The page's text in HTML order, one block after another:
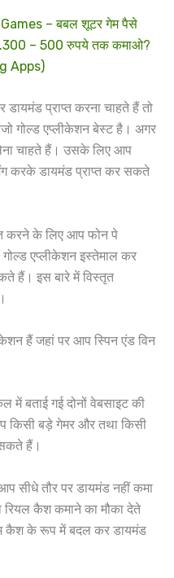
– बबल शूटर गेम पैसे
– 500 रुपये तक कमाओ?
Apps)
प्राप्त करना चाहते हैं तो
गोल्ड एप्लीकेशन बेस्ट है। अगर
चाहते हैं। उसके लिए आप
करके डायमंड प्राप्त कर सकते
करने के लिए आप फोन पे
एप्लीकेशन इस्तेमाल कर
हैं। इस बारे में विस्तृत
हैं जहां पर आप स्पिन एंड विन
बताई गई दोनों वेबसाइट की
बड़े गेमर और तथा किसी
हैं।
सीधे तौर पर डायमंड नहीं कमा
कैश कमाने का मौका देते
कैश के रूप में बदल कर डायमंड